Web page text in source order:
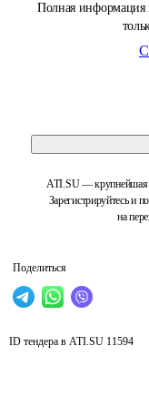
Полная информация
ATI.SU — крупнейшая
Зарегистрируйтесь и
на
Поделиться
ID тендера в ATI.SU 11594